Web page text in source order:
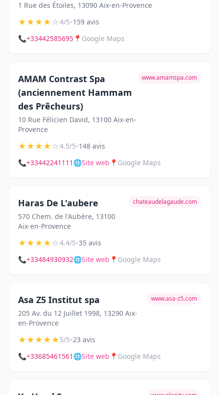
1 Rue des Étoiles, 13090 Aix-en-Provence
★★★★☆4/5•159 avis
📞+33442585695 📍 Google Maps
AMAM Contrast Spa
(anciennement Hammam
des Prêcheurs)
10 Rue Félicien David, 13100 Aix-en-
Provence
www.amamspa.com
★★★★☆4.5/5•148 avis
📞+33442241111 🌐Site web 📍 Google Maps
Haras De L'aubere
570 Chem. de l'Aubère, 13100
Aix-en-Provence
chateaudelagaude.com
★★★★☆4.4/5•35 avis
📞+33484930932🌐Site web 📍 Google Maps
Asa Z5 Institut spa
205 Av. du 12 Juillet 1998, 13290 Aix-
en-Provence
www.asa-z5.com
★★★★★5/5•23 avis
📞+33685461561 🌐Site web 📍 Google Maps